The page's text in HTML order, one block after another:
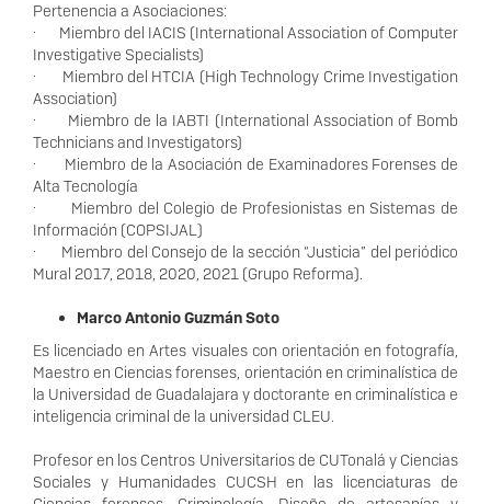
Pertenencia a Asociaciones:
· Miembro del IACIS (International Association of Computer
Investigative Specialists)
· Miembro del HTCIA (High Technology Crime Investigation
Association)
· Miembro de la IABTI (International Association of Bomb
Technicians and Investigators)
· Miembro de la Asociación de Examinadores Forenses de
Alta Tecnología
· Miembro del Colegio de Profesionistas en Sistemas de
Información (COPSIJAL)
· Miembro del Consejo de la sección “Justicia” del periódico
Mural 2017, 2018, 2020, 2021 (Grupo Reforma).
Marco Antonio Guzmán Soto
Es licenciado en Artes visuales con orientación en fotografía,
Maestro en Ciencias forenses, orientación en criminalística de
la Universidad de Guadalajara y doctorante en criminalística e
inteligencia criminal de la universidad CLEU.
Profesor en los Centros Universitarios de CUTonalá y Ciencias
Sociales y Humanidades CUCSH en las licenciaturas de